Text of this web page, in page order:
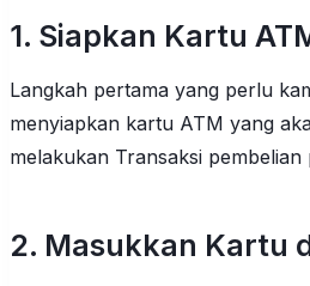
1. Siapkan Kartu
Langkah pertama yang perlu
menyiapkan kartu ATM yang
melakukan Transaksi pembelian
2. Masukkan Kartu